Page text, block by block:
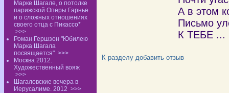
Марке Шагале, о потолке
парижской Оперы Гарнье
и о сложных отношениях
своего отца с Пикассо*
>>>
Роман Гершзон "Юбилею
Марка Шагала
посвящается" >>>
Москва 2012.
Художественный вояж
>>>
Шагаловские вечера в
Иерусалиме. 2012 >>>
А в этом
Письмо
К ТЕБЕ ...
К разделу добавить отзыв